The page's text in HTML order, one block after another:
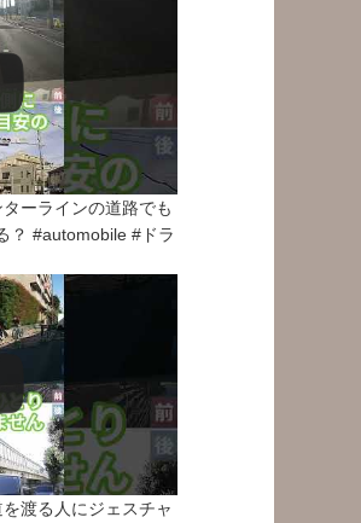
ーラインの道路でも
？ #automobile #ドラ
渡る人にジェスチャ